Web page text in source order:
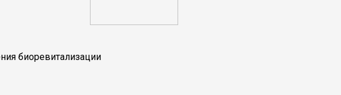
биоревитализации